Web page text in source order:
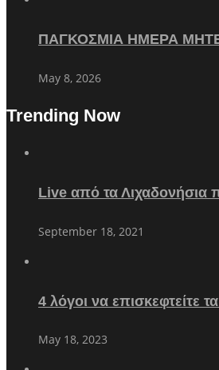
ΠΑΓΚΟΣΜΙΑ ΗΜΕΡΑ
May 8, 2026
Trending Now
Live από τα Λιχαδονήσια
September 18, 2021
4 λόγοι να επισκεφτείτε
May 18, 2023